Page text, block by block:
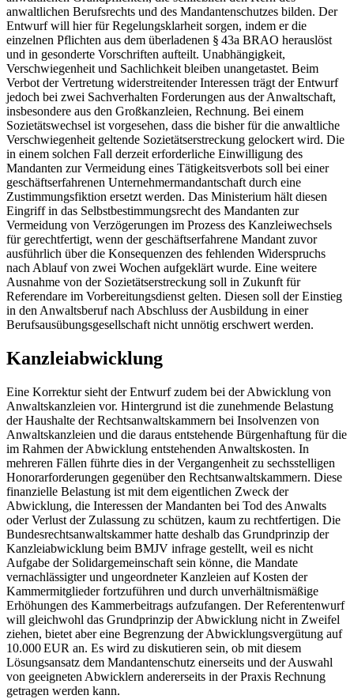
anwaltlichen Berufsrechts und des Mandantenschutzes bilden. Der
Entwurf will hier für Regelungsklarheit sorgen, indem er die
einzelnen Pflichten aus dem überladenen § 43a BRAO herauslöst
und in gesonderte Vorschriften aufteilt. Unabhängigkeit,
Verschwiegenheit und Sachlichkeit bleiben unangetastet. Beim
Verbot der Vertretung widerstreitender Interessen trägt der Entwurf
jedoch bei zwei Sachverhalten Forderungen aus der Anwaltschaft,
insbesondere aus den Großkanzleien, Rechnung. Bei einem
Sozietätswechsel ist vorgesehen, dass die bisher für die anwaltliche
Verschwiegenheit geltende Sozietätserstreckung gelockert wird. Die
in einem solchen Fall derzeit erforderliche Einwilligung des
Mandanten zur Vermeidung eines Tätigkeitsverbots soll bei einer
geschäftserfahrenen Unternehmermandantschaft durch eine
Zustimmungsfiktion ersetzt werden. Das Ministerium hält diesen
Eingriff in das Selbstbestimmungsrecht des Mandanten zur
Vermeidung von Verzögerungen im Prozess des Kanzleiwechsels
für gerechtfertigt, wenn der geschäftserfahrene Mandant zuvor
ausführlich über die Konsequenzen des fehlenden Widerspruchs
nach Ablauf von zwei Wochen aufgeklärt wurde. Eine weitere
Ausnahme von der Sozietätserstreckung soll in Zukunft für
Referendare im Vorbereitungsdienst gelten. Diesen soll der Einstieg
in den Anwaltsberuf nach Abschluss der Ausbildung in einer
Berufsausübungsgesellschaft nicht unnötig erschwert werden.
Kanzleiabwicklung
Eine Korrektur sieht der Entwurf zudem bei der Abwicklung von
Anwaltskanzleien vor. Hintergrund ist die zunehmende Belastung
der Haushalte der Rechtsanwaltskammern bei Insolvenzen von
Anwaltskanzleien und die daraus entstehende Bürgenhaftung für die
im Rahmen der Abwicklung entstehenden Anwaltskosten. In
mehreren Fällen führte dies in der Vergangenheit zu sechsstelligen
Honorarforderungen gegenüber den Rechtsanwaltskammern. Diese
finanzielle Belastung ist mit dem eigentlichen Zweck der
Abwicklung, die Interessen der Mandanten bei Tod des Anwalts
oder Verlust der Zulassung zu schützen, kaum zu rechtfertigen. Die
Bundesrechtsanwaltskammer hatte deshalb das Grundprinzip der
Kanzleiabwicklung beim BMJV infrage gestellt, weil es nicht
Aufgabe der Solidargemeinschaft sein könne, die Mandate
vernachlässigter und ungeordneter Kanzleien auf Kosten der
Kammermitglieder fortzuführen und durch unverhältnismäßige
Erhöhungen des Kammerbeitrags aufzufangen. Der Referentenwurf
will gleichwohl das Grundprinzip der Abwicklung nicht in Zweifel
ziehen, bietet aber eine Begrenzung der Abwicklungsvergütung auf
10.000 EUR an. Es wird zu diskutieren sein, ob mit diesem
Lösungsansatz dem Mandantenschutz einerseits und der Auswahl
von geeigneten Abwicklern andererseits in der Praxis Rechnung
getragen werden kann.